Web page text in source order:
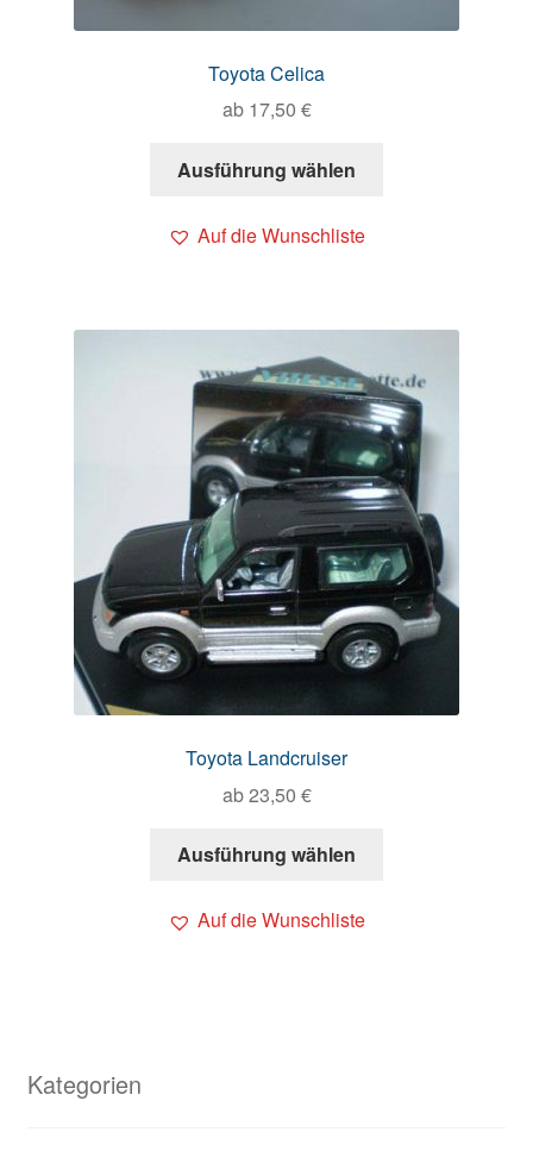
Toyota Celica
ab 17,50 €
Ausführung wählen
Auf die Wunschliste
Toyota Landcruiser
ab23,50 €
Ausführung wählen
Auf die Wunschliste
Kategorien